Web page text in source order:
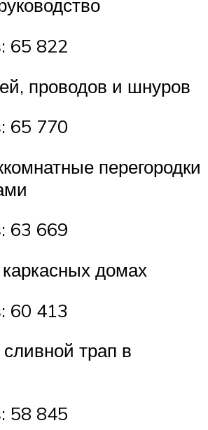
65 822
проводов и шнуров
65 770
перегородки
63 669
домах
60 413
сливной трап в
58 845